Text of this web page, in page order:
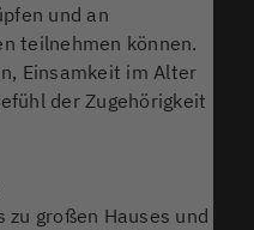
und an
teilnehmen können.
Einsamkeit im Alter
der Zugehörigkeit
zu großen Hauses und